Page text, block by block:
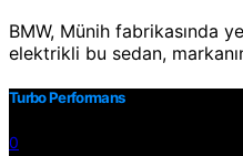
BMW, Münih fabrikasında
elektrikli bu sedan,
Turbo Performans
0